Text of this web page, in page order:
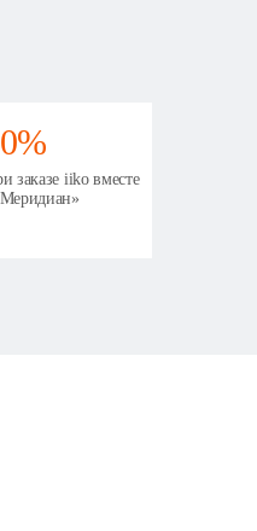
заказе iiko вместе